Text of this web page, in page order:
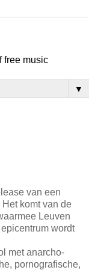
free music
▼
van een
komt van de
Leuven
wordt
met anarcho-
pornografische,